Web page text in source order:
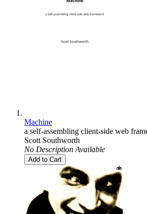
Machine
a self-assembling client-side web
Scott Southworth
No Description Available
Add to Cart